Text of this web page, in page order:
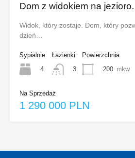
Dom z widokiem na jezioro.
Widok, który zostaje. Dom, który
dzień…
Sypialnie
4
Łazienki
3
Powierzchnia
200 mkw
Na Sprzedaż
1 290 000 PLN